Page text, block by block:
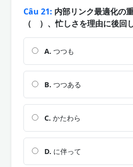
Câu 21: 内部リンク最適化の
（ ）、忙しさを理由に後回
A. つつも
B. つつある
C. かたわら
D. に伴って